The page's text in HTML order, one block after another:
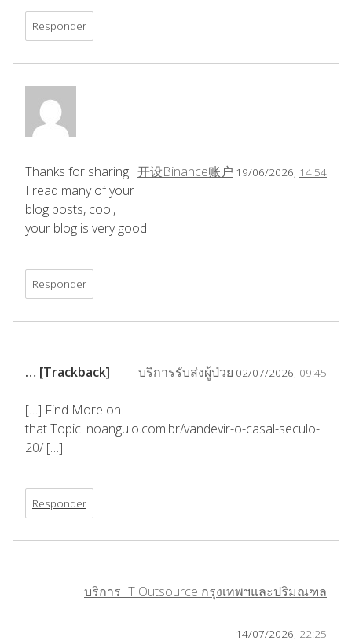
Responder
开设Binance账户 19/06/2026, 14:54
Thanks for sharing.
I read many of your
blog posts, cool,
your blog is very good.
Responder
บริการรับส่งผู้ป่วย 02/07/2026, 09:45
… [Trackback]
[…] Find More on
that Topic: noangulo.com.br/vandevir-o-casal-seculo-
20/ […]
Responder
บริการ IT Outsource กรุงเทพฯและปริมณฑล
14/07/2026, 22:25